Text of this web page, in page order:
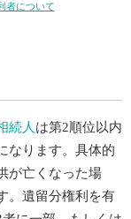
者について
続人は第2順位以内
なります。具体的
が亡くなった場
。遺留分権利を有